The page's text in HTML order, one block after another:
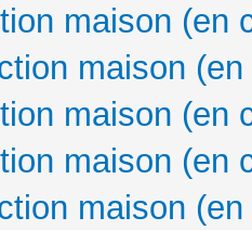
maison (en
maison
maison (en
maison (en
maison